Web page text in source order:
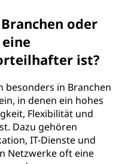
oder
ist?
besonders in Branchen
in denen ein hohes
Flexibilität und
Dazu gehören
IT-Dienste und
Netzwerke oft eine